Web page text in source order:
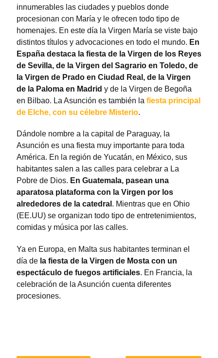
innumerables las ciudades y pueblos donde
procesionan con María y le ofrecen todo tipo de
homenajes. En este día la Virgen María se viste bajo
distintos títulos y advocaciones en todo el mundo. En
España destaca la fiesta de la Virgen de los Reyes
de Sevilla, de la Virgen del Sagrario en Toledo, de
la Virgen de Prado en Ciudad Real, de la Virgen
de la Paloma en Madrid y de la Virgen de Begoña
en Bilbao. La Asunción es también la fiesta principal
de Elche, con su célebre Misterio.
Dándole nombre a la capital de Paraguay, la
Asunción es una fiesta muy importante para toda
América. En la región de Yucatán, en México, sus
habitantes salen a las calles para celebrar a La
Pobre de Dios. En Guatemala, pasean una
aparatosa plataforma con la Virgen por los
alrededores de la catedral . Mientras que en Ohio
(EE.UU) se organizan todo tipo de entretenimientos,
comidas y música por las calles.
Ya en Europa, en Malta sus habitantes terminan el
día de la fiesta de la Virgen de Mosta con un
espectáculo de fuegos artificiales. En Francia, la
celebración de la Asunción cuenta diferentes
procesiones.